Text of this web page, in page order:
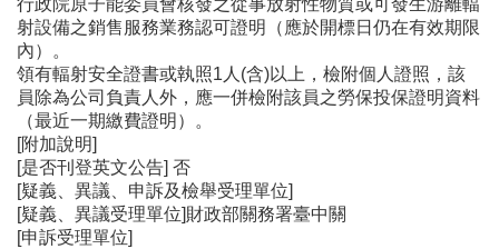
行政院原子能委員會核發之從事放射性物質或可發生游離輻
射設備之銷售服務業務認可證明（應於開標日仍在有效期限
內）。
領有輻射安全證書或執照1人(含)以上，檢附個人證照，該
員除為公司負責人外，應一併檢附該員之勞保投保證明資料
（最近一期繳費證明）。
[附加說明]
[是否刊登英文公告] 否
[疑義、異議、申訴及檢舉受理單位]
[疑義、異議受理單位]財政部關務署臺中關
[申訴受理單位]